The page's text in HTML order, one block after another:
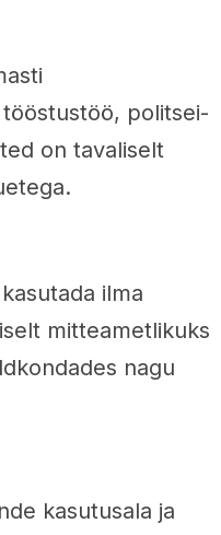
politsei-
on tavaliselt
ilma
mitteametlikuks
nagu
kasutusala ja